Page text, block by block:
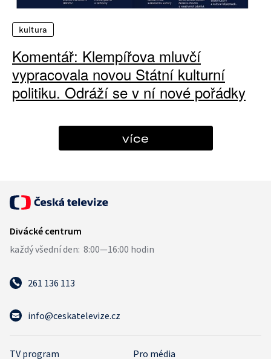
kultura
Komentář: Klempířova mluvčí
vypracovala novou Státní kulturní
politiku. Odráží se v ní nové pořádky
více
261 136 113
info@ceskatelevize.cz
TV program Pro média